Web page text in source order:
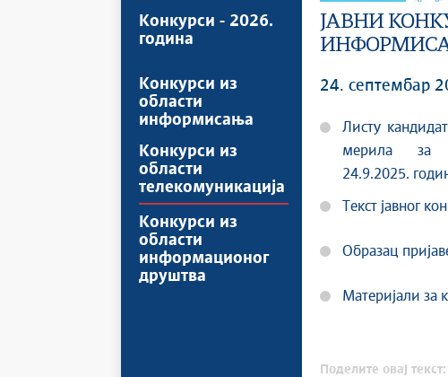
Конкурси - 2026.
година
Конкурси из
области
информисања
Конкурси из
области
телекомуникација
Конкурси из
области
информационог
друштва
ЈАВНИ
24. септембар
Листу
мерила за
24.9.2025.
Текст јавног
Образац
Материјали за
Поделите овај текст: